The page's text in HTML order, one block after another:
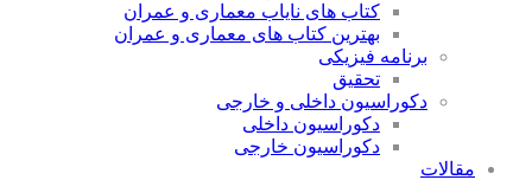
کتاب های نایاب معماری و عمران
بهترین کتاب های معماری و عمران
برنامه فیزیکی
تحقیق
دکوراسیون داخلی و خارجی
دکوراسیون داخلی
دکوراسیون خارجی
مقالات